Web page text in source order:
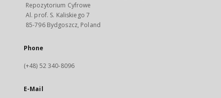
Repozytorium Cyfrowe
Al. prof. S. Kaliskiego 7
85-796 Bydgoszcz, Poland
Phone
(+48) 52 340-8096
E-Mail